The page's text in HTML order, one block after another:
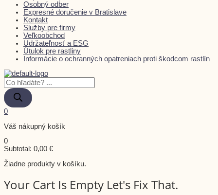
Osobný odber
Expresné doručenie v Bratislave
Kontakt
Služby pre firmy
Veľkoobchod
Udržateľnosť a ESG
Útulok pre rastliny
Informácie o ochranných opatreniach proti škodcom rastlín
0
Váš nákupný košík
0
Subtotal: 0,00 €
Žiadne produkty v košíku.
Your Cart Is Empty Let's Fix That.